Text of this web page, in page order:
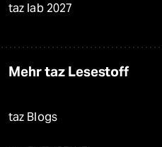
taz lab 2027
Mehr taz Lesestoff
taz Blogs